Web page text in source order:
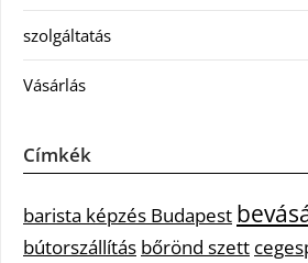
szolgáltatás
Vásárlás
Címkék
barista képzés Budapest
bútorszállítás bőrönd szett